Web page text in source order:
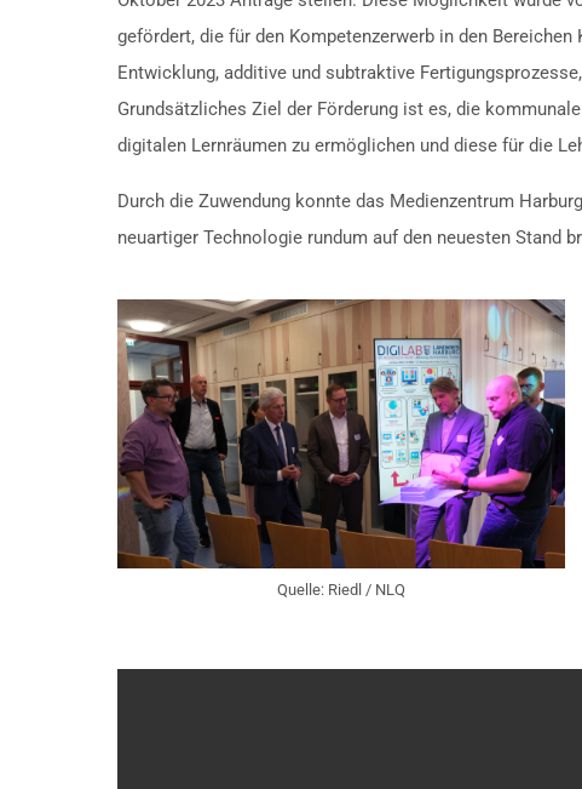
gefördert, die für den Kompetenzerwerb in den
Entwicklung, additive und subtraktive
Grundsätzliches Ziel der Förderung ist es, die
digitalen Lernräumen zu ermöglichen und diese für die
Durch die Zuwendung konnte das Medienzentrum
neuartiger Technologie rundum auf den neuesten Stand
Quelle: Riedl / NLQ